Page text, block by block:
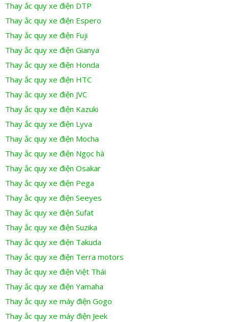
Thay ắc quy xe điện DTP
Thay ắc quy xe điện Espero
Thay ắc quy xe điện Fuji
Thay ắc quy xe điện Gianya
Thay ắc quy xe điện Honda
Thay ắc quy xe điện HTC
Thay ắc quy xe điện JVC
Thay ắc quy xe điện Kazuki
Thay ắc quy xe điện Lyva
Thay ắc quy xe điện Mocha
Thay ắc quy xe điện Ngọc hà
Thay ắc quy xe điện Osakar
Thay ắc quy xe điện Pega
Thay ắc quy xe điện Seeyes
Thay ắc quy xe điện Sufat
Thay ắc quy xe điện Suzika
Thay ắc quy xe điện Takuda
Thay ắc quy xe điện Terra motors
Thay ắc quy xe điện Việt Thái
Thay ắc quy xe điện Yamaha
Thay ắc quy xe máy điện Gogo
Thay ắc quy xe máy điện Jeek